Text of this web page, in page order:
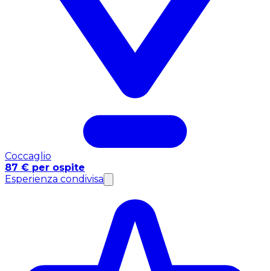
Coccaglio
87 € per ospite
Esperienza condivisa